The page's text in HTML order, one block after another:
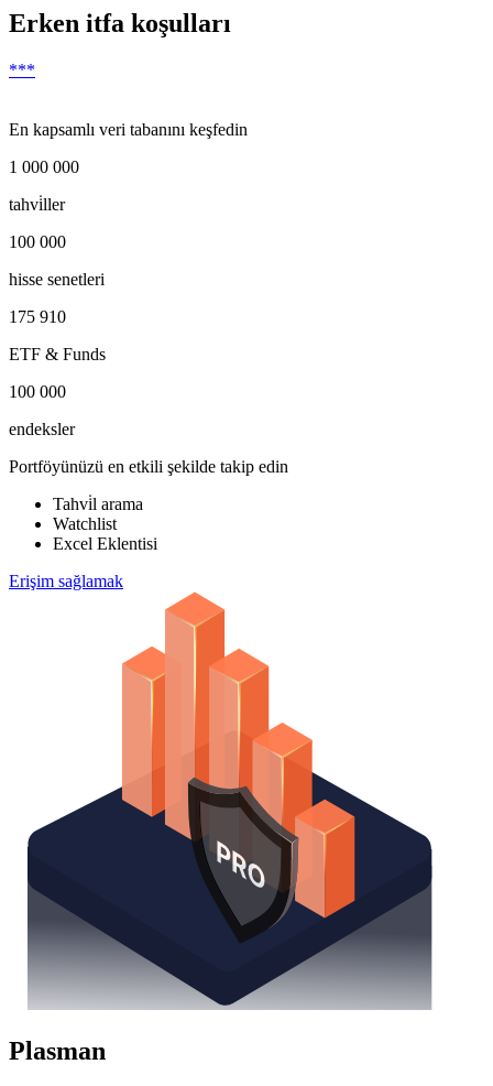
Erken itfa koşulları
***
En kapsamlı veri tabanını keşfedin
1 000 000
tahvi̇ller
100 000
hisse senetleri
175 910
ETF & Funds
100 000
endeksler
Portföyünüzü en etkili şekilde takip edin
Tahvi̇l arama
Watchlist
Excel Eklentisi
Erişim sağlamak
Plasman